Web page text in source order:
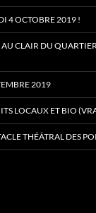
4 OCTOBRE 2019 !
CLAIR DU
2019
LOCAUX ET BIO
THÉÂTRAL DES